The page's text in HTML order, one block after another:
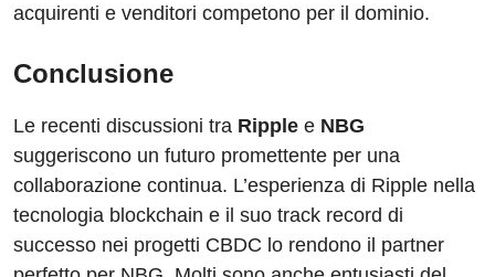
acquirenti e venditori competono per il dominio.
Conclusione
Le recenti discussioni tra Ripple e NBG
suggeriscono un futuro promettente per una
collaborazione continua. L’esperienza di Ripple nella
tecnologia blockchain e il suo track record di
successo nei progetti CBDC lo rendono il partner